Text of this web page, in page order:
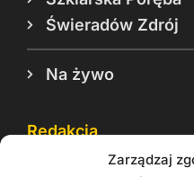
Zarządzaj
Świeradów Zdrój
Na żywo
Redakcja